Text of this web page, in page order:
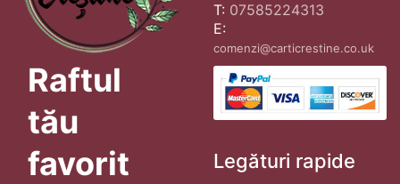
Raftul
tău
favorit
T: 07585224313
E:
comenzi@carticrestine.co.uk
Legături rapide